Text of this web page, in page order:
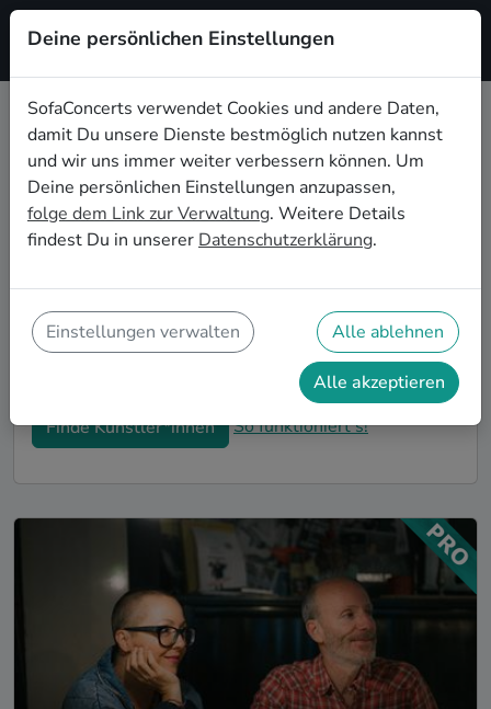
Registrieren
Folk Coverbands buchen in New
York
Buche eine Folk Coverband in New York für Deine
nächste Veranstaltung! Unsere Folk Coverbands in
verschiedener Genres und gehen genau auf Deine
Wünsche und Vorstellungen ein. Auf SofaConcerts
findest Du professionelle Coverbands in New York,
die genau zu Dir und Deinem Event passen.
Finde Künstler*innen So funktioniert's!
Deine persönlichen Einstellungen
SofaConcerts verwendet Cookies und andere Daten,
damit Du unsere Dienste bestmöglich nutzen kannst
und wir uns immer weiter verbessern können. Um
Deine persönlichen Einstellungen anzupassen,
folge dem Link zur Verwaltung. Weitere Details
findest Du in unserer Datenschutzerklärung.
Einstellungen verwalten Alle ablehnen
Alle akzeptieren